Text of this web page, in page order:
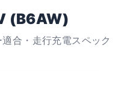
(B6AW)
合・走行充電スペック